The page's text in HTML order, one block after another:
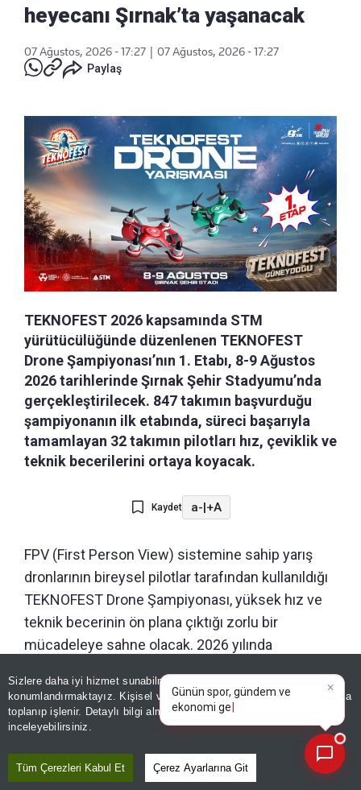
Sizlere daha iyi hizmet sunabilmek adına sitemizde
konumlandırmaktayız. Kişisel verileriniz, KVKK ve GDPR kapsamında
toplanıp işlenir. Detaylı bilgi almak içinAydınlatma Metnimizi
inceleyebilirsiniz.
Tüm Çerezleri Kabul Et Çerez Ayarlarına Git
heyecanı Şırnak’ta yaşanacak
07 Ağustos, 2026 - 17:27
07 Ağustos, 2026 - 17:27
Paylaş
TEKNOFEST 2026 kapsamında STM
yürütücülüğünde düzenlenen TEKNOFEST
Drone Şampiyonası’nın 1. Etabı, 8-9 Ağustos
2026 tarihlerinde Şırnak Şehir Stadyumu’nda
gerçekleştirilecek. 847 takımın başvurduğu
şampiyonanın ilk etabında, süreci başarıyla
tamamlayan 32 takımın pilotları hız, çeviklik ve
teknik becerilerini ortaya koyacak.
Kaydet a-|+A
FPV (First Person View) sistemine sahip yarış
dronlarının bireysel pilotlar tarafından kullanıldığı
TEKNOFEST Drone Şampiyonası, yüksek hız ve
teknik becerinin ön plana çıktığı zorlu bir
mücadeleye sahne olacak. 2026 yılında
değerlendirme süreçlerini başarıyla tamamlayan
32 takım 1. Etap’ta yarışmaya hak kazandı.
Şampiyonada 10 farklı ilden takım üyeleri
mücadele edecek.
×
Günün spor, gündem ve
ekonomi gelişmelerini analiz
edin!|